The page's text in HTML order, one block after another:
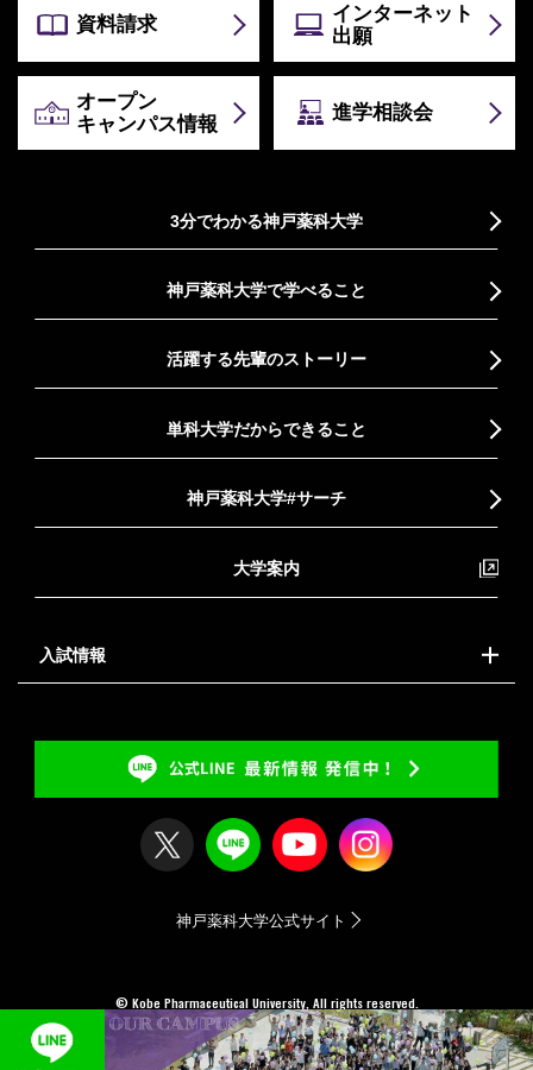
資料請求
インターネット
出願
オープン
キャンパス情報
進学相談会
3分でわかる神戸薬科大学
神戸薬科大学で学べること
活躍する先輩のストーリー
単科大学だからできること
神戸薬科大学#サーチ
大学案内
入試情報
神戸薬科大学公式サイト
© Kobe Pharmaceutical University, All rights reserved.